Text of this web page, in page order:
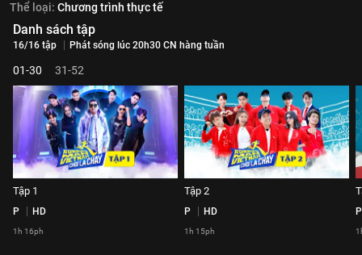
Thể loại: Chương trình thực tế
Danh sách tập
16/16 tập Phát sóng lúc 20h30 CN hàng tuần
01-30 31-52
Tập 1
P HD
1h 16ph
Tập 2
P HD
1h 15ph
P